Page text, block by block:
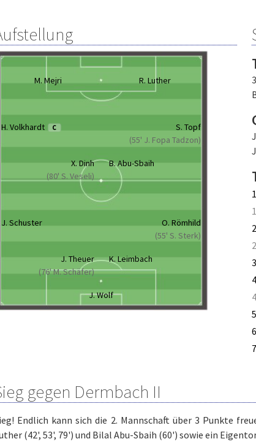
M. Mejri R. Luther
H. Volkhardt C
S. Topf
(55' J. Fopa Tadzon)
X. Dinh
(80' S. Veseli)
B. Abu-Sbaih
J. Schuster
O. Römhild
(55' S. Sterk)
J. Theuer
(76' M. Schäfer)
K. Leimbach
J. Wolf
gegen Dermbach II
Endlich kann sich die 2. Mannschaft über 3 Punkte
(42', 53', 79') und Bilal Abu-Sbaih (60') sowie ein